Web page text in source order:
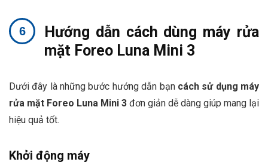
Hướng dẫn cách dùng máy rửa
mặt Foreo Luna Mini 3
Dưới đây là những bước hướng dẫn bạn cách sử dụng máy
rửa mặt Foreo Luna Mini 3 đơn giản dễ dàng giúp mang lại
hiệu quả tốt.
Khởi động máy